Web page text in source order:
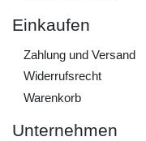
Einkaufen
Zahlung und Versand
Widerrufs­recht
Warenkorb
Unternehmen